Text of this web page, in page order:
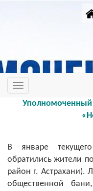
Уполномоченный
В январе
обратились жители
район г. Астрахани).
общественной